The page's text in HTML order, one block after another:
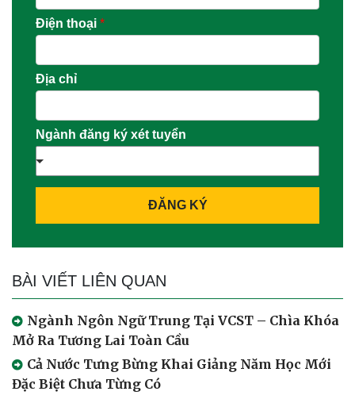
Điện thoại *
Địa chỉ
Ngành đăng ký xét tuyển
ĐĂNG KÝ
BÀI VIẾT LIÊN QUAN
Ngành Ngôn Ngữ Trung Tại VCST – Chìa Khóa
Mở Ra Tương Lai Toàn Cầu
Cả Nước Tưng Bừng Khai Giảng Năm Học Mới
Đặc Biệt Chưa Từng Có